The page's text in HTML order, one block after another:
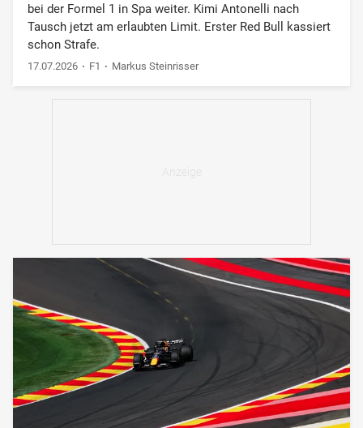
bei der Formel 1 in Spa weiter. Kimi Antonelli nach
Tausch jetzt am erlaubten Limit. Erster Red Bull kassiert
schon Strafe.
17.07.2026 F1 Markus Steinrisser